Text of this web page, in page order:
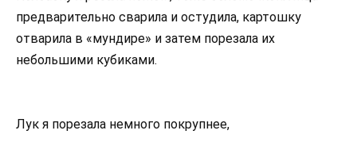
предварительно сварила и остудила, картошку
отварила в «мундире» и затем порезала их
небольшими кубиками.
Лук я порезала немного покрупнее,